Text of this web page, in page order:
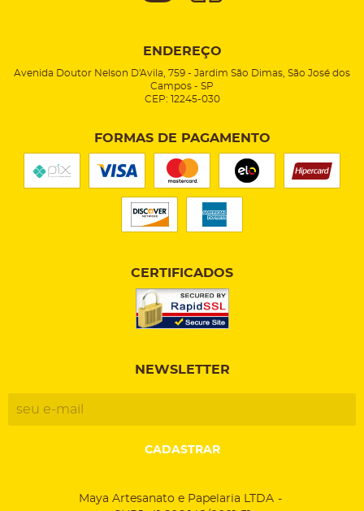
ENDEREÇO
Avenida Doutor Nelson D'Avila, 759 - Jardim São Dimas, São José dos
Campos - SP
CEP: 12245-030
FORMAS DE PAGAMENTO
CERTIFICADOS
NEWSLETTER
CADASTRAR
Maya Artesanato e Papelaria LTDA